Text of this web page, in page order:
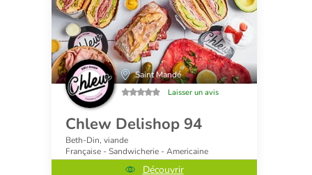
Saint Mandé
Laisser un avis
Chlew Delishop 94
Beth-Din, viande
Française - Sandwicherie - Americaine
Découvrir